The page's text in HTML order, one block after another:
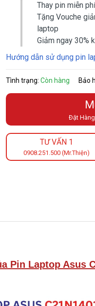
Thay pin miễn
Tặng Vouche
laptop
Giảm ngay 30%
Hướng dẫn sử dụng pin
Tình trạng:Còn hàng Bảo
Đặt
TƯ VẤN 1
0908.251.500 (Mr.Thiện)
Pin Laptop Asus